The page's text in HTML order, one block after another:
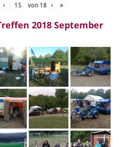
‹ von 18 › »
2018 September